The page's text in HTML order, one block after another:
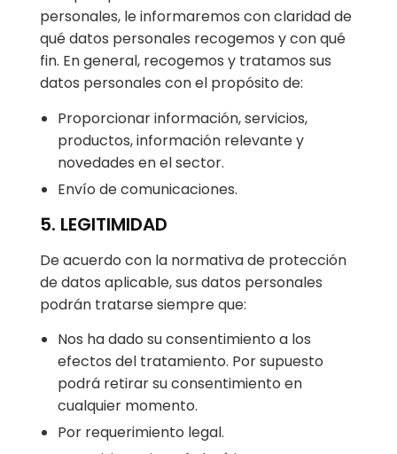
personales, le informaremos con claridad de
qué datos personales recogemos y con qué
fin. En general, recogemos y tratamos sus
datos personales con el propósito de:
Proporcionar información, servicios,
productos, información relevante y
novedades en el sector.
Envío de comunicaciones.
5. LEGITIMIDAD
De acuerdo con la normativa de protección
de datos aplicable, sus datos personales
podrán tratarse siempre que:
Nos ha dado su consentimiento a los
efectos del tratamiento. Por supuesto
podrá retirar su consentimiento en
cualquier momento.
Por requerimiento legal.